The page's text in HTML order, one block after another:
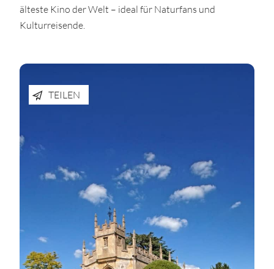
älteste Kino der Welt – ideal für Naturfans und
Kulturreisende.
TEILEN